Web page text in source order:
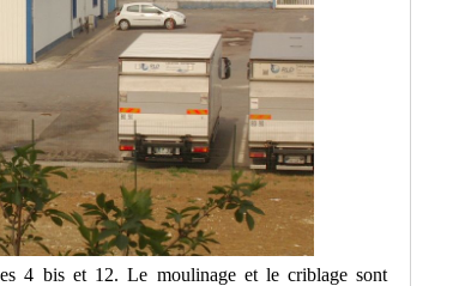
4 bis et 12. Le moulinage et le criblage sont